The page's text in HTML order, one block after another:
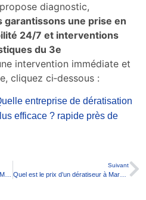
diagnostic,
garantissons une prise en
24/7 et interventions
du 3e
intervention immédiate et
cliquez ci‑dessous :
entreprise de dératisation
efficace ? rapide près de
Suivant
Quel est le prix d’un dératiseur à Marseille 13004 ?